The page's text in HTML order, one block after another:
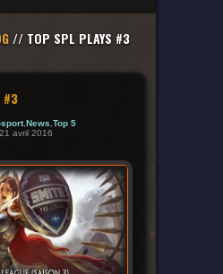
// TOP SPL PLAYS #3
#3
sport, News,Top 5
avril 2016